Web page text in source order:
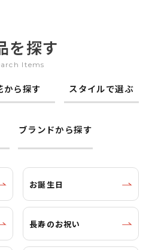
を探す
Items
から探す スタイルで選ぶ
ブランドから探す
お誕生日
長寿のお祝い